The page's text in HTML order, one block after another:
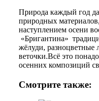
Природа каждый год
природных
наступлением осени
«Бригантина»
жёлуди, разноцветные
веточки.Всё это
осенних композиций
Смотрите также: